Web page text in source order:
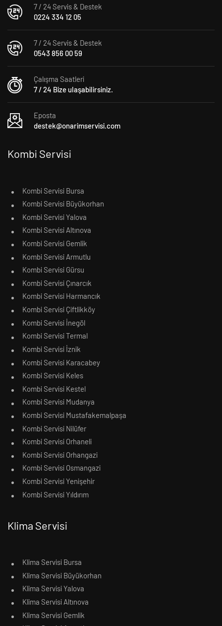
7 / 24 Servis & Destek
0224 334 12 05
7 / 24 Servis & Destek
0543 856 00 59
Çalışma Saatleri
7 / 24 Bize ulaşabilirsiniz.
Eposta
destek@onarimservisi.com
Kombi Servisi
Kombi Servisi Bursa
Kombi Servisi Büyükorhan
Kombi Servisi Yalova
Kombi Servisi Altınova
Kombi Servisi Gemlik
Kombi Servisi Armutlu
Kombi Servisi Gürsu
Kombi Servisi Çınarcık
Kombi Servisi Harmancık
Kombi Servisi Çiftlikköy
Kombi Servisi İnegöl
Kombi Servisi Termal
Kombi Servisi İznik
Kombi Servisi Karacabey
Kombi Servisi Keles
Kombi Servisi Kestel
Kombi Servisi Mudanya
Kombi Servisi Mustafakemalpaşa
Kombi Servisi Nilüfer
Kombi Servisi Orhaneli
Kombi Servisi Orhangazi
Kombi Servisi Osmangazi
Kombi Servisi Yenişehir
Kombi Servisi Yıldırım
Klima Servisi
Klima Servisi Bursa
Klima Servisi Büyükorhan
Klima Servisi Yalova
Klima Servisi Altınova
Klima Servisi Gemlik